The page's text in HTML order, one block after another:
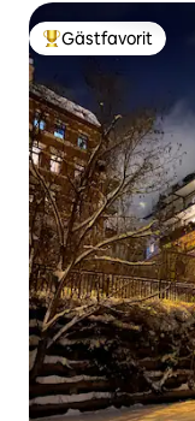
Populär gästfavorit
Gästfavorit